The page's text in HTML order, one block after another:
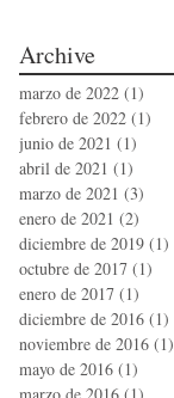
Archive
marzo de 2022 (1)
febrero de 2022 (1)
junio de 2021 (1)
abril de 2021 (1)
marzo de 2021 (3)
enero de 2021 (2)
diciembre de 2019 (1)
octubre de 2017 (1)
enero de 2017 (1)
diciembre de 2016 (1)
noviembre de 2016 (1)
mayo de 2016 (1)